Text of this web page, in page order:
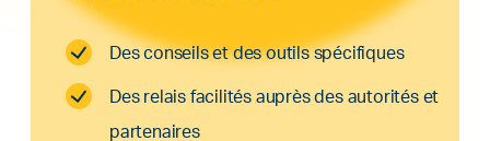
Des conseils et des outils spécifiques
Des relais facilités auprès des autorités et
partenaires